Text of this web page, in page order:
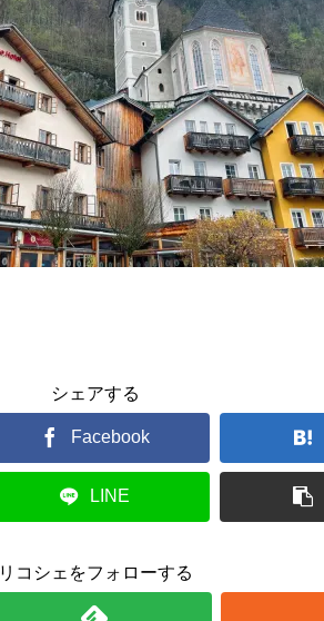
シェアする
Facebook
LINE
リコシェをフォローする